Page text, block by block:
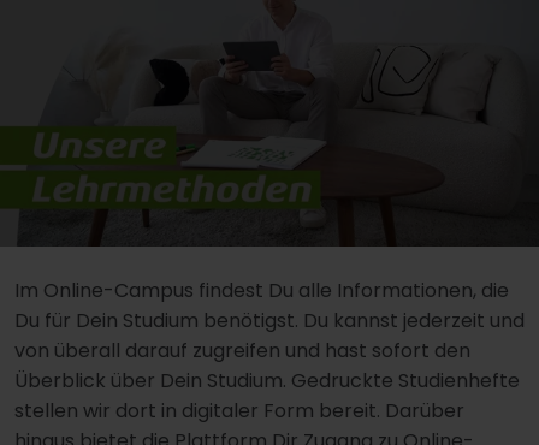
Im Online-Campus findest Du alle Informationen, die
Du für Dein Studium benötigst. Du kannst jederzeit und
von überall darauf zugreifen und hast sofort den
Überblick über Dein Studium. Gedruckte Studienhefte
stellen wir dort in digitaler Form bereit. Darüber